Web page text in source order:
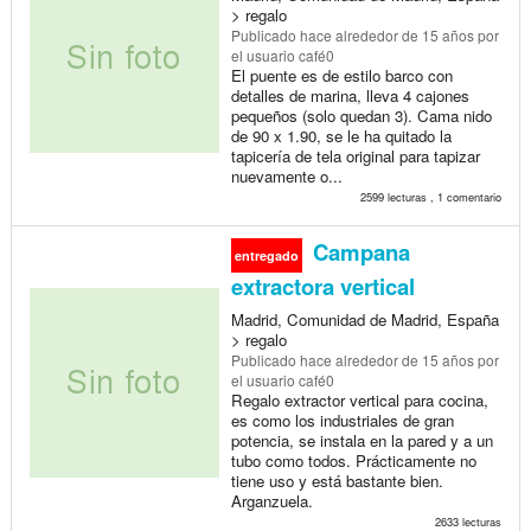
> regalo
Publicado hace alrededor de 15 añospor
el usuario café0
El puente es de estilo barco con
detalles de marina, lleva 4 cajones
pequeños (solo quedan 3). Cama nido
de 90 x 1.90, se le ha quitado la
tapicería de tela original para tapizar
nuevamente o...
2599 lecturas , 1 comentario
entregado
Campana
extractora vertical
Madrid, Comunidad de Madrid, España
> regalo
Publicado hace alrededor de 15 añospor
el usuario café0
Regalo extractor vertical para cocina,
es como los industriales de gran
potencia, se instala en la pared y a un
tubo como todos. Prácticamente no
tiene uso y está bastante bien.
Arganzuela.
2633 lecturas